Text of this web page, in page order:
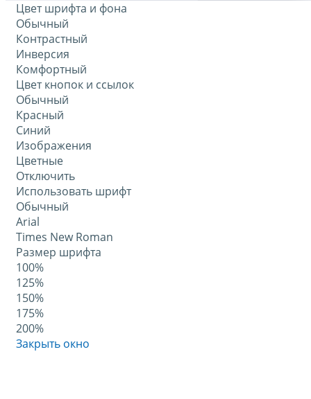
Цвет шрифта и фона
Обычный
Контрастный
Инверсия
Комфортный
Цвет кнопок и ссылок
Обычный
Красный
Синий
Изображения
Цветные
Отключить
Использовать шрифт
Обычный
Arial
Times New Roman
Размер шрифта
100%
125%
150%
175%
200%
Закрыть окно